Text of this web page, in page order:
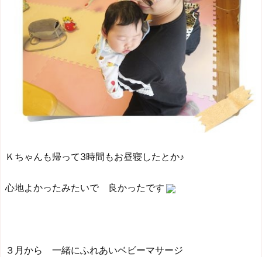
Ｋちゃんも帰って3時間もお昼寝したとか♪
心地よかったみたいで 良かったです
３月から 一緒にふれあいベビーマサージ